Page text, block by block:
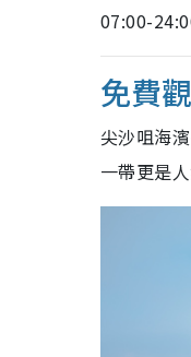
07:00-
免費
尖沙咀海
一帶更是